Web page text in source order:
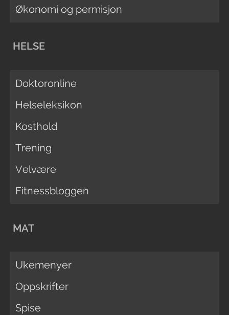
Økonomi og permisjon
HELSE
Doktoronline
Helseleksikon
Kosthold
Trening
Velvære
Fitnessbloggen
MAT
Ukemenyer
Oppskrifter
Spise